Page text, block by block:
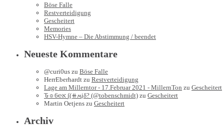
Böse Falle
Restverteidigung
Gescheitert
Memories
HSV-Hymne – Die Abstimmung / beendet
Neueste Kommentare
@curi0us zu Böse Falle
HerrEberhardt zu Restverteidigung
Lage am Millerntor - 17.Februar 2021 - MillernTon zu Gescheitert
Ԏ☼6℮א ∫(⧺ʍịδ? (@tobenschmidt) zu Gescheitert
Martin Oetjens zu Gescheitert
Archiv